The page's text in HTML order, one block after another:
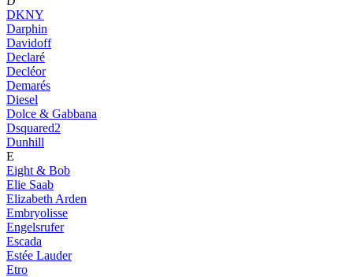
DKNY
Darphin
Davidoff
Declaré
Decléor
Demarés
Diesel
Dolce & Gabbana
Dsquared2
Dunhill
E
Eight & Bob
Elie Saab
Elizabeth Arden
Embryolisse
Engelsrufer
Escada
Estée Lauder
Etro